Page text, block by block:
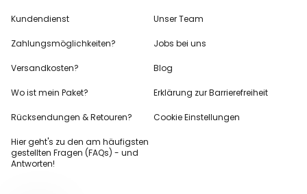
Kundendienst
Zahlungsmöglichkeiten?
Versandkosten?
Wo ist mein Paket?
Rücksendungen & Retouren?
Hier geht's zu den am häufigsten
gestellten Fragen (FAQs) - und
Antworten!
Unser Team
Jobs bei uns
Blog
Erklärung zur Barrierefreiheit
Cookie Einstellungen